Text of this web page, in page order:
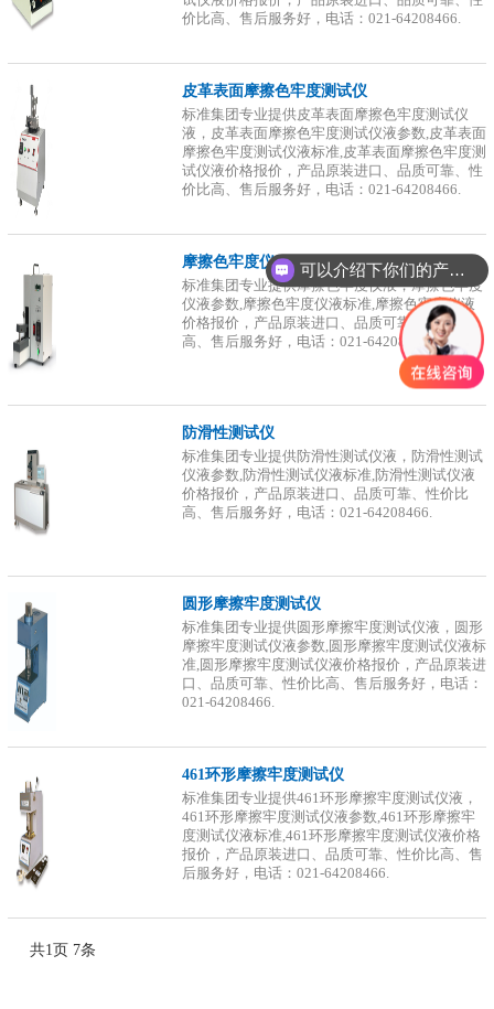
价比高、售后服务好，电话：021-64208466.
皮革表面摩擦色牢度测试仪
标准集团专业提供皮革表面摩擦色牢度测试仪
液，皮革表面摩擦色牢度测试仪液参数,皮革表面
摩擦色牢度测试仪液标准,皮革表面摩擦色牢度测
试仪液价格报价，产品原装进口、品质可靠、性
价比高、售后服务好，电话：021-64208466.
摩擦色牢度仪
标准集团专业提供摩擦色牢度仪液，摩擦色牢度
仪液参数,摩擦色牢度仪液标准,摩擦色牢度仪液
价格报价，产品原装进口、品质可靠、性价比
高、售后服务好，电话：021-64208466.
防滑性测试仪
标准集团专业提供防滑性测试仪液，防滑性测试
仪液参数,防滑性测试仪液标准,防滑性测试仪液
价格报价，产品原装进口、品质可靠、性价比
高、售后服务好，电话：021-64208466.
圆形摩擦牢度测试仪
标准集团专业提供圆形摩擦牢度测试仪液，圆形
摩擦牢度测试仪液参数,圆形摩擦牢度测试仪液标
准,圆形摩擦牢度测试仪液价格报价，产品原装进
口、品质可靠、性价比高、售后服务好，电话：
021-64208466.
461环形摩擦牢度测试仪
标准集团专业提供461环形摩擦牢度测试仪液，
461环形摩擦牢度测试仪液参数,461环形摩擦牢
度测试仪液标准,461环形摩擦牢度测试仪液价格
报价，产品原装进口、品质可靠、性价比高、售
后服务好，电话：021-64208466.
共1 页 7条
可以介绍下你们的产品么？